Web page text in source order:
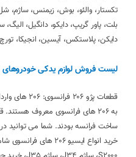
تکستار، والئو، بوش، زیمنس، ساژم،
بلت، پاور گریپ، دایکو، دانگیل،
دایکن، پلاستکس، آیسین، انجیکا،
لیست فروش لوازم یدکی خودروهای